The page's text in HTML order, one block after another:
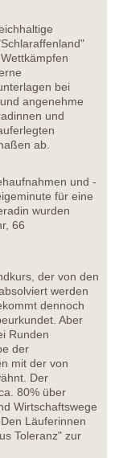
bei
angenehme
und
ab.
und -
für eine
wurden
66
der von den
werden
dennoch
Aber
Runden
der
mit der von
Der
80% über
Wirtschaftswege
Läuferinnen
Toleranz" zur